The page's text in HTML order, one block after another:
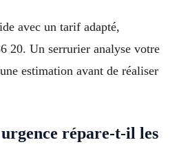
avec un tarif adapté,
20. Un serrurier analyse votre
estimation avant de réaliser
répare-t-il les